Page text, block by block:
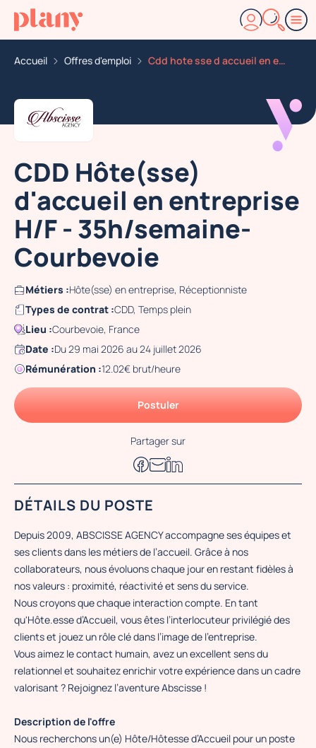
Accueil Offres d'emploi Cdd hote sse d accueil en entreprise h f 35h semaine c
CDD Hôte(sse)
d'accueil en entreprise
H/F - 35h/semaine-
Courbevoie
Métiers :Hôte(sse) en entreprise, Réceptionniste
Types de contrat :CDD, Temps plein
Lieu :Courbevoie, France
Date :Du 29 mai 2026 au 24 juillet 2026
Rémunération :12.02€ brut/heure
Postuler
Partager sur
DÉTAILS DU POSTE
Depuis 2009, ABSCISSE AGENCY accompagne ses équipes et
ses clients dans les métiers de l’accueil. Grâce à nos
collaborateurs, nous évoluons chaque jour en restant fidèles à
nos valeurs : proximité, réactivité et sens du service.
Nous croyons que chaque interaction compte. En tant
qu'Hôte.esse d’Accueil, vous êtes l’interlocuteur privilégié des
clients et jouez un rôle clé dans l’image de l’entreprise.
Vous aimez le contact humain, avez un excellent sens du
relationnel et souhaitez enrichir votre expérience dans un cadre
valorisant ? Rejoignez l’aventure Abscisse !
Description de l'offre
Nous recherchons un(e) Hôte/Hôtesse d’Accueil pour un poste